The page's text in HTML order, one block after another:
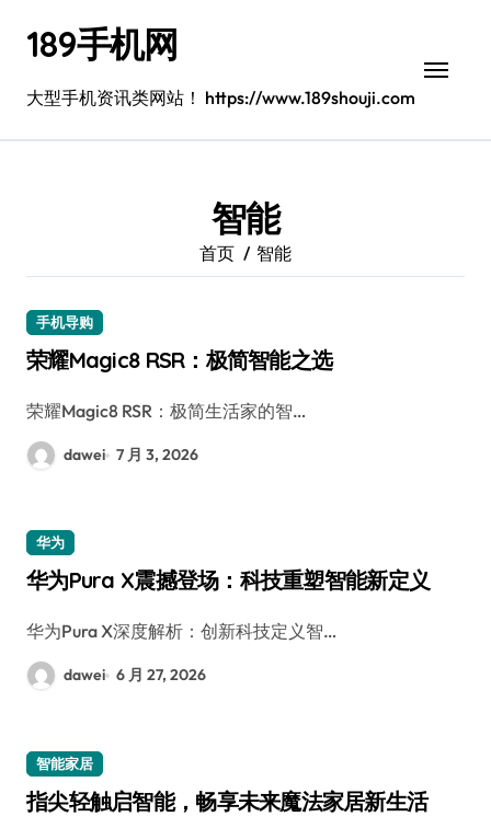
189手机网
大型手机资讯类网站！ https://www.189shouji.com
智能
首页 智能
手机导购
荣耀Magic8 RSR：极简智能之选
荣耀Magic8 RSR：极简生活家的智…
dawei 7 月 3, 2026
华为
华为Pura X震撼登场：科技重塑智能新定义
华为Pura X深度解析：创新科技定义智…
dawei 6 月 27, 2026
智能家居
指尖轻触启智能，畅享未来魔法家居新生活